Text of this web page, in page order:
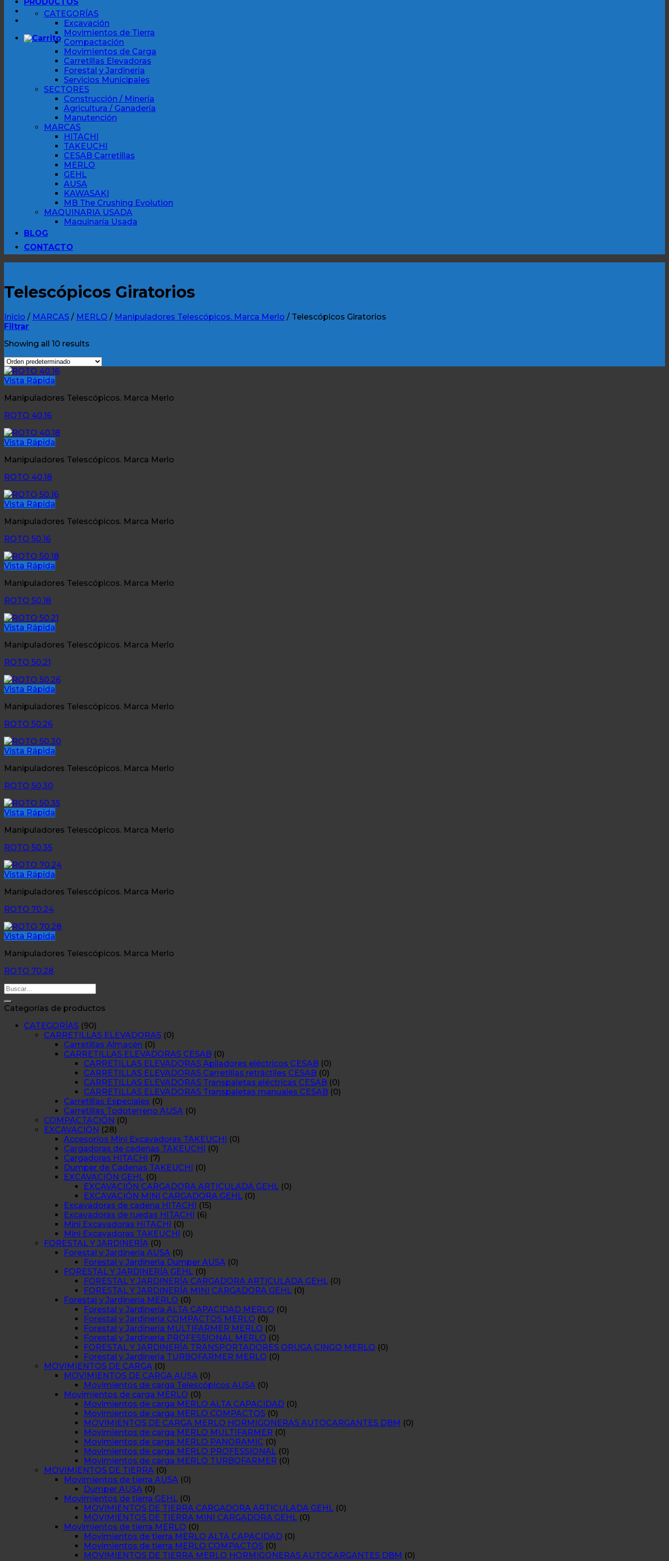
CATEGORÍAS
Excavación
Movimientos de Tierra
Compactación
Movimientos de Carga
Carretillas Elevadoras
Forestal y Jardinería
Servicios Municipales
SECTORES
Construcción / Minería
Agricultura / Ganadería
Manutención
MARCAS
HITACHI
TAKEUCHI
CESAB Carretillas
MERLO
GEHL
AUSA
KAWASAKI
MB The Crushing Evolution
MAQUINARIA USADA
Maquinaría Usada
BLOG
CONTACTO
Telescópicos Giratorios
Inicio / MARCAS / MERLO / Manipuladores Telescópicos. Marca Merlo / Telescópicos Giratorios
Filtrar
Showing all 10 results
Vista Rápida
Manipuladores Telescópicos. Marca Merlo
ROTO 40.16
Vista Rápida
Manipuladores Telescópicos. Marca Merlo
ROTO 40.18
Vista Rápida
Manipuladores Telescópicos. Marca Merlo
ROTO 50.16
Vista Rápida
Manipuladores Telescópicos. Marca Merlo
ROTO 50.18
Vista Rápida
Manipuladores Telescópicos. Marca Merlo
ROTO 50.21
Vista Rápida
Manipuladores Telescópicos. Marca Merlo
ROTO 50.26
Vista Rápida
Manipuladores Telescópicos. Marca Merlo
ROTO 50.30
Vista Rápida
Manipuladores Telescópicos. Marca Merlo
ROTO 50.35
Vista Rápida
Manipuladores Telescópicos. Marca Merlo
ROTO 70.24
Vista Rápida
Manipuladores Telescópicos. Marca Merlo
ROTO 70.28
Buscar
Categorías de productos
CATEGORÍAS (90)
CARRETILLAS ELEVADORAS (0)
Carretillas Almacén (0)
CARRETILLAS ELEVADORAS CESAB (0)
CARRETILLAS ELEVADORAS Apiladores eléctricos CESAB (0)
CARRETILLAS ELEVADORAS Carretillas retráctiles CESAB (0)
CARRETILLAS ELEVADORAS Transpaletas eléctricas CESAB (0)
CARRETILLAS ELEVADORAS Transpaletas manuales CESAB (0)
Carretillas Especiales (0)
Carretillas Todoterreno AUSA (0)
COMPACTACIÓN (0)
EXCAVACIÓN (28)
Accesorios Mini Excavadoras TAKEUCHI
(0)
Cargadoras de cadenas TAKEUCHI
(0)
Cargadoras HITACHI
(7)
Dumper de Cadenas TAKEUCHI
(0)
EXCAVACIÓN GEHL (0)
EXCAVACIÓN CARGADORA ARTICULADA GEHL (0)
EXCAVACIÓN MINI CARGADORA GEHL (0)
Excavadoras de cadena HITACHI
(15)
Excavadoras de ruedas HITACHI
(6)
Mini Excavadoras HITACHI
(0)
Mini Excavadoras TAKEUCHI
(0)
FORESTAL Y JARDINERÍA (0)
Forestal y Jardinería AUSA (0)
Forestal y Jardinería Dumper AUSA (0)
FORESTAL Y JARDINERÍA GEHL (0)
FORESTAL Y JARDINERÍA CARGADORA ARTICULADA GEHL (0)
FORESTAL Y JARDINERÍA MINI CARGADORA GEHL (0)
Forestal y Jardinería MERLO (0)
Forestal y Jardinería ALTA CAPACIDAD MERLO (0)
Forestal y Jardinería COMPACTOS MERLO (0)
Forestal y Jardinería MULTIFARMER MERLO (0)
Forestal y Jardinería PROFESSIONAL MERLO (0)
FORESTAL Y JARDINERÍA TRANSPORTADORES ORUGA CINGO MERLO (0)
Forestal y Jardinería TURBOFARMER MERLO (0)
MOVIMIENTOS DE CARGA (0)
MOVIMIENTOS DE CARGA AUSA (0)
Movimientos de carga Telescópicos AUSA (0)
Movimientos de carga MERLO (0)
Movimientos de carga MERLO ALTA CAPACIDAD (0)
Movimientos de carga MERLO COMPACTOS (0)
MOVIMIENTOS DE CARGA MERLO HORMIGONERAS AUTOCARGANTES DBM (0)
Movimientos de carga MERLO MULTIFARMER (0)
Movimientos de carga MERLO PANORAMIC (0)
Movimientos de carga MERLO PROFESSIONAL (0)
Movimientos de carga MERLO TURBOFARMER (0)
MOVIMIENTOS DE TIERRA (0)
Movimientos de tierra AUSA (0)
Dumper AUSA (0)
Movimientos de tierra GEHL (0)
MOVIMIENTOS DE TIERRA CARGADORA ARTICULADA GEHL (0)
MOVIMIENTOS DE TIERRA MINI CARGADORA GEHL (0)
Movimientos de tierra MERLO (0)
Movimientos de tierra MERLO ALTA CAPACIDAD (0)
Movimientos de tierra MERLO COMPACTOS (0)
MOVIMIENTOS DE TIERRA MERLO HORMIGONERAS AUTOCARGANTES DBM (0)